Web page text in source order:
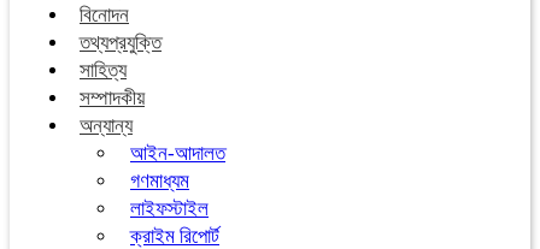
বিনোদন
তথ্যপ্রযুক্তি
সাহিত্য
সম্পাদকীয়
অন্যান্য
আইন-আদালত
গণমাধ্যম
লাইফস্টাইল
ক্রাইম রিপোর্ট